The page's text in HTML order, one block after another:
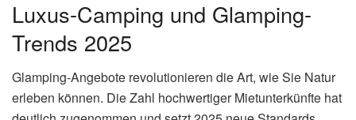
Luxus-Camping und Glamping-
Trends 2025
Glamping-Angebote revolutionieren die Art, wie Sie Natur
erleben können. Die Zahl hochwertiger Mietunterkünfte hat